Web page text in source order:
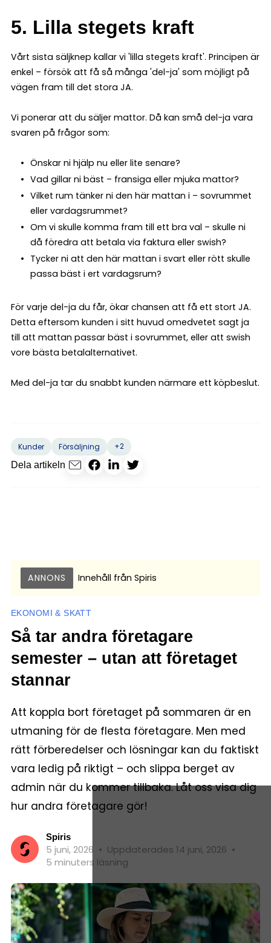
5. Lilla stegets kraft
Vårt sista säljknep kallar vi 'lilla stegets kraft'. Principen är
enkel – försök att få så många 'del-ja' som möjligt på
vägen fram till det stora JA.
Vi ponerar att du säljer mattor. Då kan små del-ja vara
svaren på frågor som:
Önskar ni hjälp nu eller lite senare?
Vad gillar ni bäst – fransiga eller mjuka mattor?
Vilket rum tänker ni den här mattan i – sovrummet
eller vardagsrummet?
Om vi skulle komma fram till ett bra val – skulle ni
då föredra att betala via faktura eller swish?
Tycker ni att den här mattan i svart eller rött skulle
passa bäst i ert vardagsrum?
För varje del-ja du får, ökar chansen att få ett stort JA.
Detta eftersom kunden i sitt huvud omedvetet sagt ja
till att mattan passar bäst i sovrummet, eller att swish
vore bästa betalalternativet.
Med del-ja tar du snabbt kunden närmare ett köpbeslut.
Kunder Försäljning
+2
Dela artikeln
ANNONS Innehåll från Spiris
EKONOMI & SKATT
Så tar andra företagare
semester – utan att företaget
stannar
Att koppla bort företaget på sommaren är en
utmaning för de flesta företagare. Men med
rätt förberedelser och lösningar kan du faktiskt
vara ledig på riktigt – och slippa berget av
admin när du kommer tillbaka. Låt oss visa dig
hur andra företagare gör!
Spiris
5 juni, 2026 • Uppdaterades 14 juni, 2026 •
5 minuters läsning